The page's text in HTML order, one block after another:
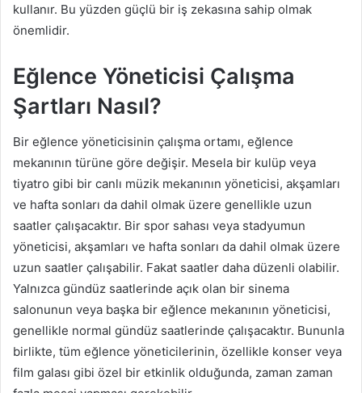
kullanır. Bu yüzden güçlü bir iş zekasına sahip olmak
önemlidir.
Eğlence Yöneticisi Çalışma
Şartları Nasıl?
Bir eğlence yöneticisinin çalışma ortamı, eğlence
mekanının türüne göre değişir. Mesela bir kulüp veya
tiyatro gibi bir canlı müzik mekanının yöneticisi, akşamları
ve hafta sonları da dahil olmak üzere genellikle uzun
saatler çalışacaktır. Bir spor sahası veya stadyumun
yöneticisi, akşamları ve hafta sonları da dahil olmak üzere
uzun saatler çalışabilir. Fakat saatler daha düzenli olabilir.
Yalnızca gündüz saatlerinde açık olan bir sinema
salonunun veya başka bir eğlence mekanının yöneticisi,
genellikle normal gündüz saatlerinde çalışacaktır. Bununla
birlikte, tüm eğlence yöneticilerinin, özellikle konser veya
film galası gibi özel bir etkinlik olduğunda, zaman zaman